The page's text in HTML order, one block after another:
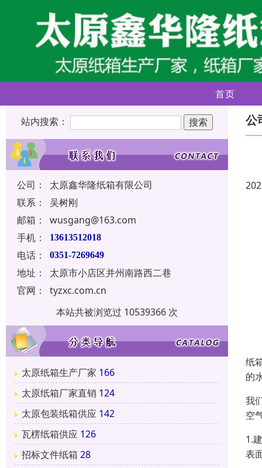
首页
站内搜索：
公司：
太原鑫华隆纸箱有限公司
联系：
吴树刚
邮箱：
wusgang@163.com
手机：
13613512018
电话： 0351-7269649
地址：
太原市小店区并州南路西二巷
官网：
tyzxc.com.cn
本站共被浏览过 10539366 次
太原纸箱生产厂家 166
太原纸箱厂家直销 124
太原包装纸箱供应 142
瓦楞纸箱供应 126
招标文件纸箱 28
公
纸
的
我
空
1.
表